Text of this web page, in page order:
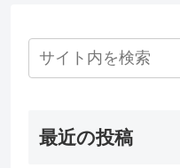
最近の投稿